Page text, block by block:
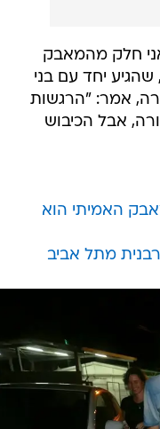
חלק מהמאבק
יחד עם בני
אמר: "הרגשות
אבל הכיבוש
האמיתי הוא
מתל אביב